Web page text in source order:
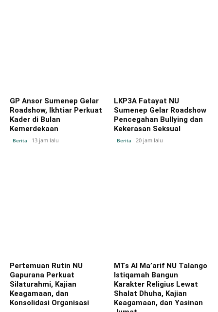
GP Ansor Sumenep Gelar
Roadshow, Ikhtiar Perkuat
Kader di Bulan
Kemerdekaan
Berita 13 jam lalu
LKP3A Fatayat NU
Sumenep Gelar Roadshow
Pencegahan Bullying dan
Kekerasan Seksual
Berita 20 jam lalu
Pertemuan Rutin NU
Gapurana Perkuat
Silaturahmi, Kajian
Keagamaan, dan
Konsolidasi Organisasi
MTs Al Ma’arif NU Talango
Istiqamah Bangun
Karakter Religius Lewat
Shalat Dhuha, Kajian
Keagamaan, dan Yasinan